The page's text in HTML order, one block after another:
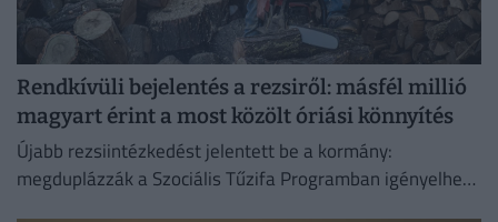
Rendkívüli bejelentés a rezsiről: másfél millió
magyart érint a most közölt óriási könnyítés
Újabb rezsiintézkedést jelentett be a kormány:
megduplázzák a Szociális Tűzifa Programban igényelhető